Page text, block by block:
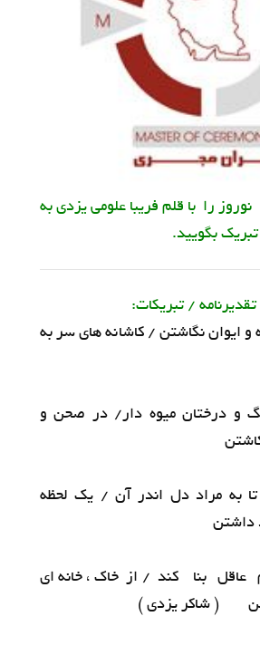
را با قلم فریبا علومی یزدی به
بگویید.
/ تبریکات:
ایوان نگاشتن / کاشانه های سر به
و درختان میوه دار/ در صحن و
به مراد دل اندر آن / یک لحظه
داشتن
بنا کند / از خاک ، خانه ای
( شاکر یزدی )